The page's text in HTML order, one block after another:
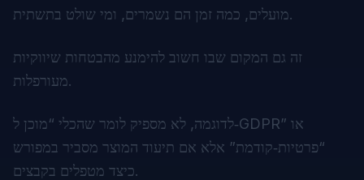
מועלים, כמה זמן הם נשמרים, ומי שולט בתשתית.
זה גם המקום שבו חשוב להימנע מהבטחות שיווקיות
מעורפלות.
לדוגמה, לא מספיק לומר שהכלי “מוכן ל‑GDPR” או
“פרטיות‑קודמת” אלא אם תיעוד המוצר מסביר במפורש
כיצד מטפלים בקבצים.